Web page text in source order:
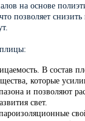
на основе
позволяет
В состав
которые
и позволяют
свет.